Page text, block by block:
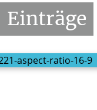
Einträge